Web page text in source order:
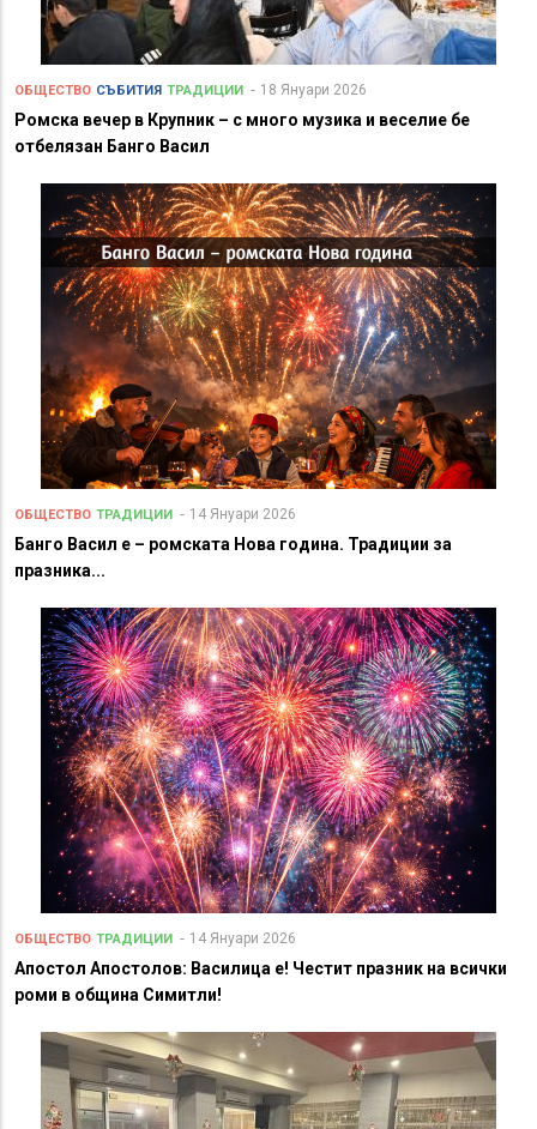
ОБЩЕСТВО СЪБИТИЯ ТРАДИЦИИ 18 Януари 2026
Ромска вечер в Крупник – с много музика и веселие бе
отбелязан Банго Васил
ОБЩЕСТВО ТРАДИЦИИ 14 Януари 2026
Банго Васил е – ромската Нова година. Традиции за
празника...
ОБЩЕСТВО ТРАДИЦИИ 14 Януари 2026
Апостол Апостолов: Василица е! Честит празник на всички
роми в община Симитли!